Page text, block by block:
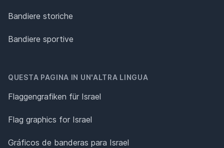
Bandiere storiche
Bandiere sportive
QUESTA PAGINA IN UN'ALTRA LINGUA
Flaggengrafiken für Israel
Flag graphics for Israel
Gráficos de banderas para Israel